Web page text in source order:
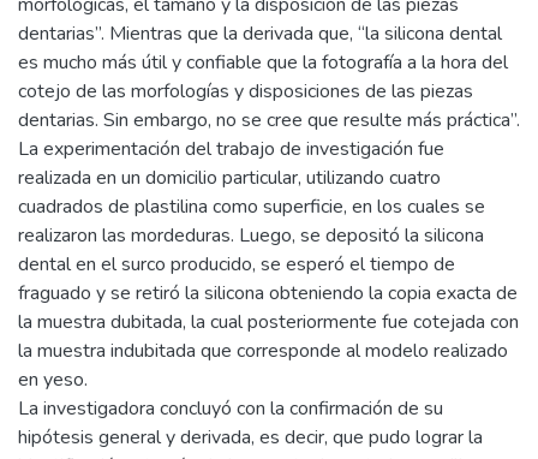
dentarias”. Mientras que la derivada que, “la silicona dental
es mucho más útil y confiable que la fotografía a la hora del
cotejo de las morfologías y disposiciones de las piezas
dentarias. Sin embargo, no se cree que resulte más práctica”.
La experimentación del trabajo de investigación fue
realizada en un domicilio particular, utilizando cuatro
cuadrados de plastilina como superficie, en los cuales se
realizaron las mordeduras. Luego, se depositó la silicona
dental en el surco producido, se esperó el tiempo de
fraguado y se retiró la silicona obteniendo la copia exacta de
la muestra dubitada, la cual posteriormente fue cotejada con
la muestra indubitada que corresponde al modelo realizado
en yeso.
La investigadora concluyó con la confirmación de su
hipótesis general y derivada, es decir, que pudo lograr la